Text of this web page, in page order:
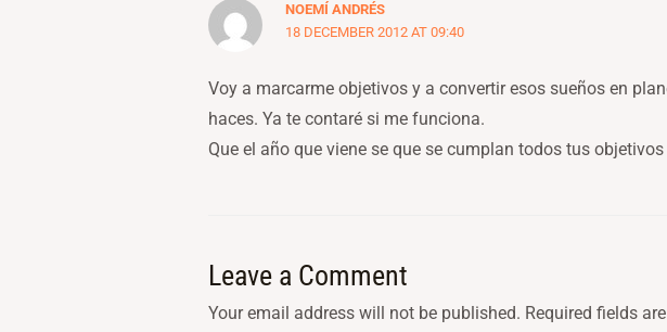
NOEMÍ ANDRÉS
18 DECEMBER 2012 AT 09:40
Voy a marcarme objetivos y a convertir esos sueños en
haces. Ya te contaré si me funciona.
Que el año que viene se que se cumplan todos tus objetivos
Leave a Comment
Your email address will not be published. Required fields